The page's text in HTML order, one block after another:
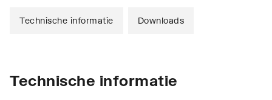
Technische informatie Downloads
Technische informatie